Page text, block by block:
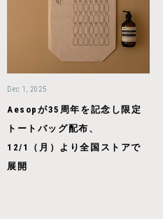
Dec 1, 2025
Aesopが35周年を記念し限定
トートバッグ配布、
12/1（月）より全国ストアで
展開